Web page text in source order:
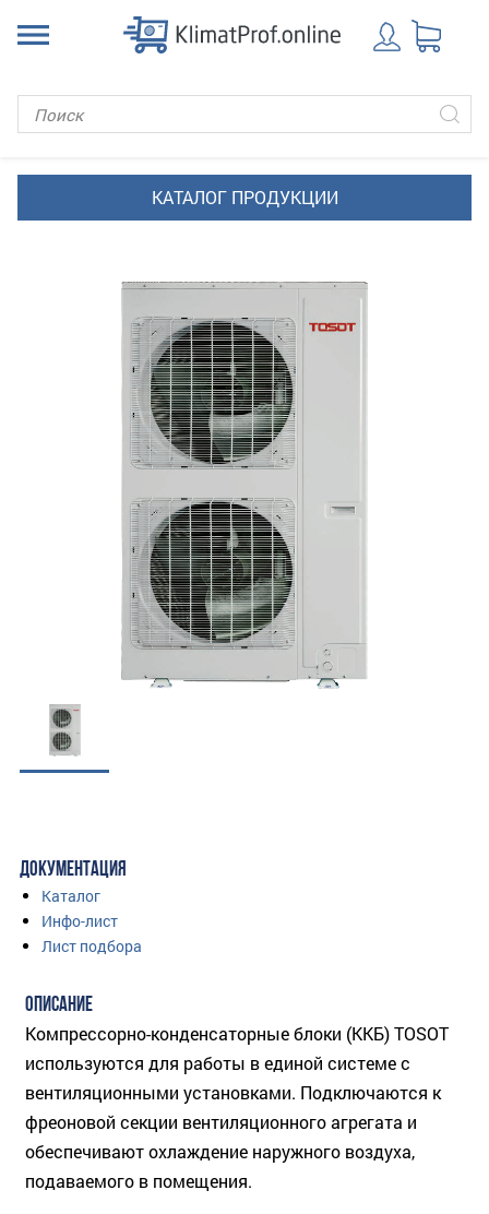
ДОКУМЕНТАЦИЯ
Каталог
Инфо-лист
Лист подбора
ОПИСАНИЕ
Компрессорно-конденсаторные блоки (ККБ) TOSOT
используются для работы в единой системе с
вентиляционными установками. Подключаются к
фреоновой секции вентиляционного агрегата и
обеспечивают охлаждение наружного воздуха,
подаваемого в помещения.